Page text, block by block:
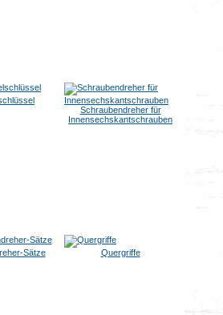
Schraubendreher für
Innensechskantschrauben
Sätze Quergriffe